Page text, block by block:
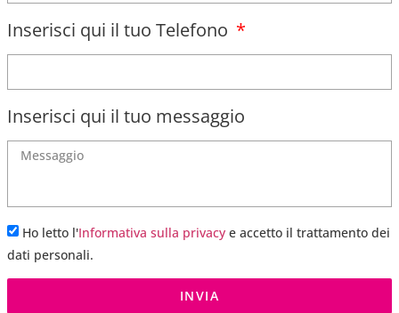
Inserisci qui il tuo Telefono
Inserisci qui il tuo messaggio
Ho letto l'Informativa sulla privacy e accetto il trattamento dei
dati personali.
INVIA